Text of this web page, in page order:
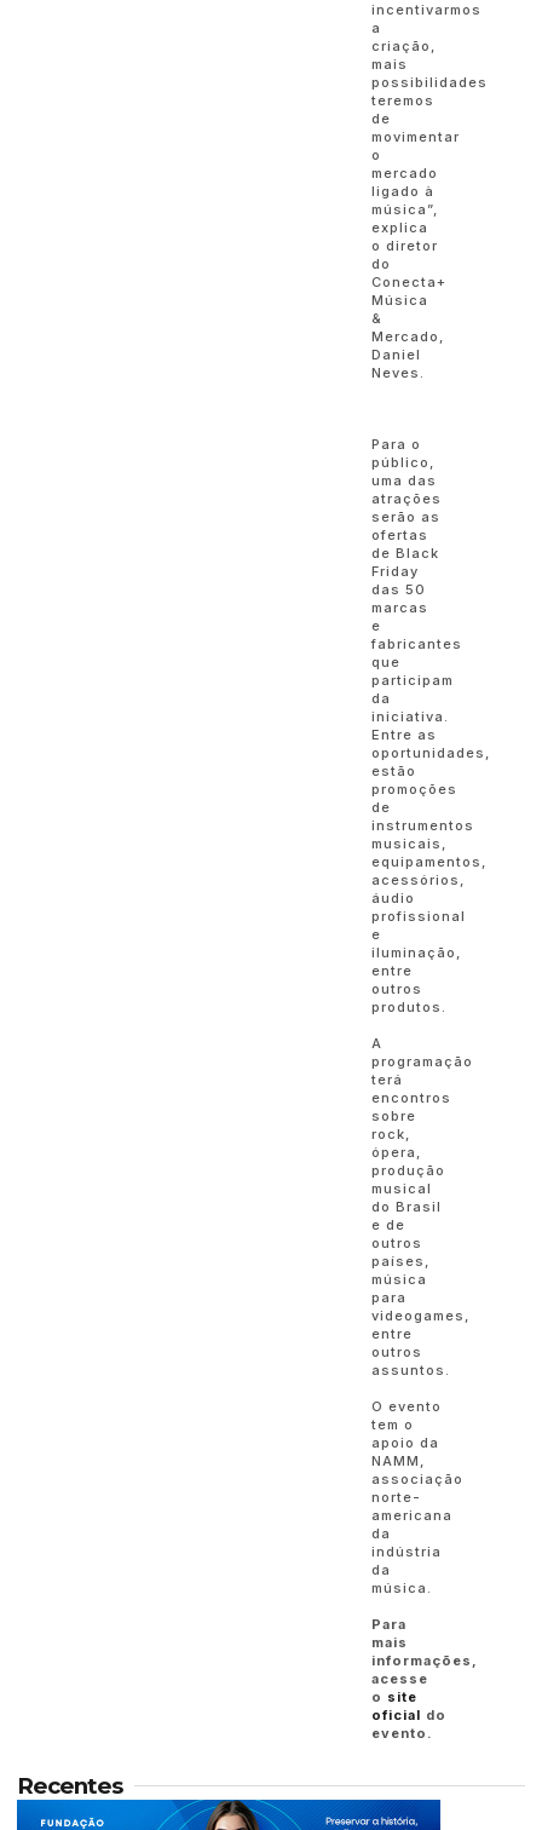
incentivarmos
a
criação,
mais
possibilidades
teremos
de
movimentar
o
mercado
ligado à
música”,
explica
o diretor
do
Conecta+
Música
&
Mercado,
Daniel
Neves.
Para o
público,
uma das
atrações
serão as
ofertas
de Black
Friday
das 50
marcas
e
fabricantes
que
participam
da
iniciativa.
Entre as
oportunidades,
estão
promoções
de
instrumentos
musicais,
equipamentos,
acessórios,
áudio
profissional
e
iluminação,
entre
outros
produtos.
A
programação
terá
encontros
sobre
rock,
ópera,
produção
musical
do Brasil
e de
outros
países,
música
para
videogames,
entre
outros
assuntos.
O evento
tem o
apoio da
NAMM,
associação
norte-
americana
da
indústria
da
música.
Para
mais
informações,
acesse
o site
oficial do
evento.
Recentes